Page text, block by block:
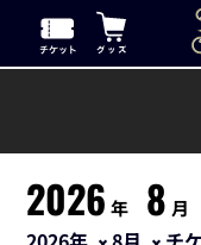
2026 年 8 月